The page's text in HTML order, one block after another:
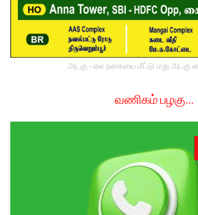
அடகு - ஏல நகையை மீட்டு மறு அடகு
வணிகம் பழகு…